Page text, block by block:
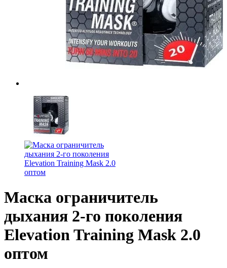
Маска ограничитель
дыхания 2-го поколения
Elevation Training Mask 2.0
оптом